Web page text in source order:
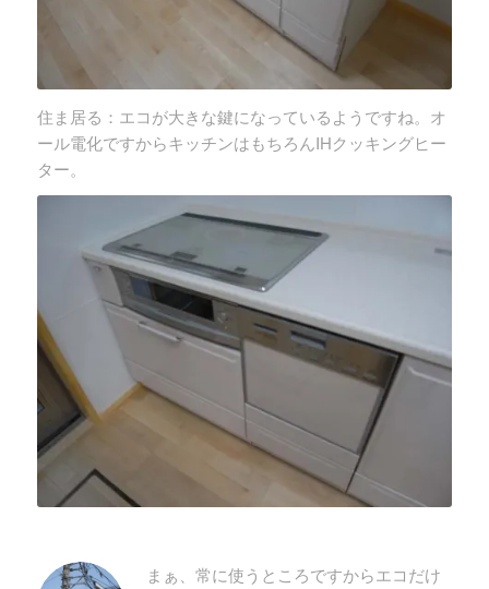
住ま居る：エコが大きな鍵になっているようですね。オ
ール電化ですからキッチンはもちろんIHクッキングヒー
ター。
まぁ、常に使うところですからエコだけ